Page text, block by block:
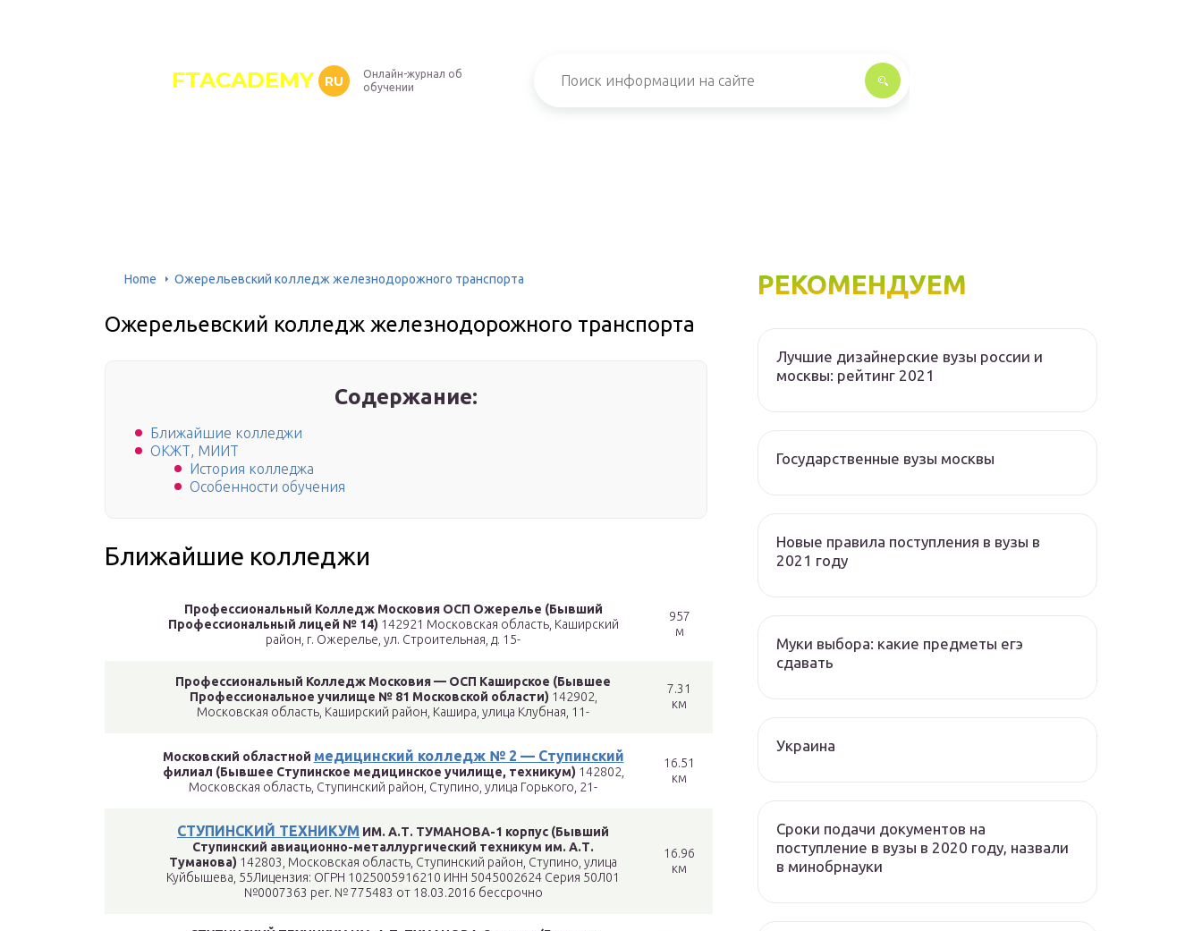
FTACADEMY RU
Онлайн-журнал об
обучении
Home Ожерельевский колледж железнодорожного транспорта
Ожерельевский колледж железнодорожного транспорта
Содержание:
Ближайшие колледжи
ОКЖТ, МИИТ
История колледжа
Особенности обучения
Ближайшие колледжи
Профессиональный Колледж Московия ОСП Ожерелье (Бывший
Профессиональный лицей № 14) 142921 Московская область, Каширский
район, г. Ожерелье, ул. Строительная, д. 15-
957
м
Профессиональный Колледж Московия — ОСП Каширское (Бывшее
Профессиональное училище № 81 Московской области) 142902,
Московская область, Каширский район, Кашира, улица Клубная, 11-
7.31
км
Московский областной медицинский колледж № 2 — Ступинский
филиал (Бывшее Ступинское медицинское училище, техникум) 142802,
Московская область, Ступинский район, Ступино, улица Горького, 21-
16.51
км
СТУПИНСКИЙ ТЕХНИКУМ ИМ. А.Т. ТУМАНОВА-1 корпус (Бывший
Ступинский авиационно-металлургический техникум им. А.Т.
Туманова) 142803, Московская область, Ступинский район, Ступино, улица
Куйбышева, 55Лицензия: ОГРН 1025005916210 ИНН 5045002624 Серия 50Л01
№0007363 рег. № 775483 от 18.03.2016 бессрочно
16.96
км
РЕКОМЕНДУЕМ
Лучшие дизайнерские вузы россии и
москвы: рейтинг 2021
Государственные вузы москвы
Новые правила поступления в вузы в
2021 году
Муки выбора: какие предметы егэ
сдавать
Украина
Сроки подачи документов на
поступление в вузы в 2020 году, назвали
в минобрнауки